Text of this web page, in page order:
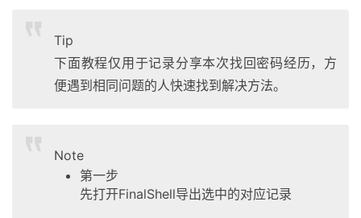
Tip
下面教程仅用于记录分享本次找回密码经历，方
便遇到相同问题的人快速找到解决方法。
Note
第一步
先打开FinalShell导出选中的对应记录